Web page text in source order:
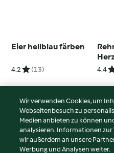
Eier hellblau färben
4.2 (13)
und
4.4
© Copyright 2026
Nutzungsbedingungen
Wir verwenden Cookies, um
Webseitenbesuch zu
Medien anbieten zu können
analysieren. Informationen
wir außerdem an unsere
Werbung und Analysen weiter.